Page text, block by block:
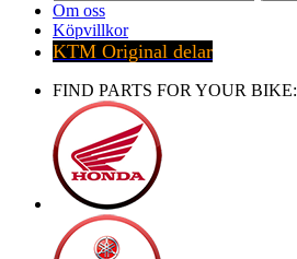
Om oss
Köpvillkor
KTM Original delar
FIND PARTS FOR YOUR BIKE: